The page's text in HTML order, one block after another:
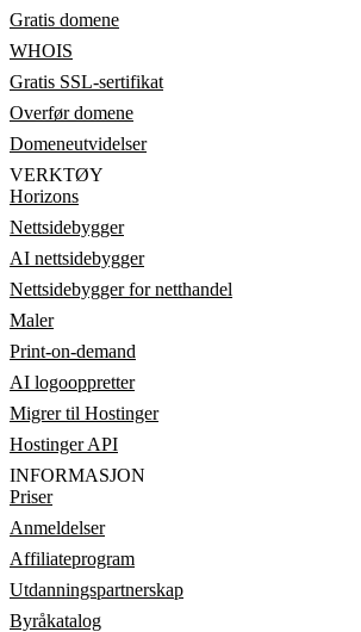
Gratis domene
WHOIS
Gratis SSL-sertifikat
Overfør domene
Domeneutvidelser
VERKTØY
Horizons
Nettsidebygger
AI nettsidebygger
Nettsidebygger for netthandel
Maler
Print-on-demand
AI logooppretter
Migrer til Hostinger
Hostinger API
INFORMASJON
Priser
Anmeldelser
Affiliateprogram
Utdanningspartnerskap
Byråkatalog